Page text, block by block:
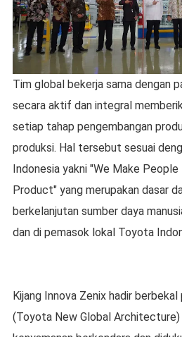
Tim global bekerja sama dengan
secara aktif dan integral
setiap tahap pengembangan
produksi. Hal tersebut sesuai
Indonesia yakni "We Make
Product" yang merupakan dasar
berkelanjutan sumber daya
dan di pemasok lokal Toyota
Kijang Innova Zenix hadir
(Toyota New Global Architecture)